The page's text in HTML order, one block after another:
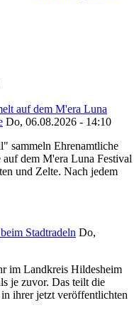
auf dem M'era Luna
Do, 06.08.2026 - 14:10
sammeln Ehrenamtliche
dem M'era Luna Festival
und Zelte. Nach jedem
Stadtradeln Do,
im Landkreis Hildesheim
je zuvor. Das teilt die
ihrer jetzt veröffentlichten